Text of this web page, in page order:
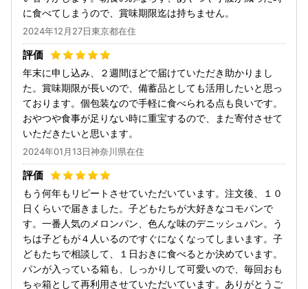
に食べてしまうので、賞味期限迄は持ちません。
2024年12月27日東京都在住
年末に申し込み、２週間ほどで届けていただき助かりまし
た。賞味期限が長いので、備蓄品としても活用したいと思っ
ております。個包装なので手軽に食べられる点も良いです。
おやつや食事が足りない時に重宝するので、また寄付させて
いただきたいと思います。
2024年01月13日神奈川県在住
もう何年もリピートさせていただいています。注文後、１０
日くらいで届きました。子どもたちが大好きなコモパンで
す。一番人気のメロンパン、色んな味のデニッシュパン。う
ちは子どもが４人いるのですぐになくなってしまいます。子
どもたちで相談して、１日おきに食べるとか決めています。
パンが入っている箱も、しっかりして可愛いので、毎回おも
ちゃ箱として再利用させていただいています。ありがとうご